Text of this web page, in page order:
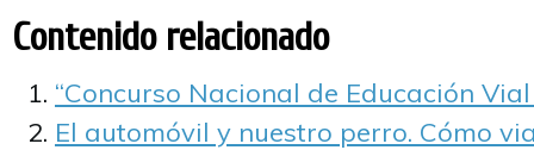
Contenido relacionado
“Concurso Nacional de Educación
El automóvil y nuestro perro. Cómo